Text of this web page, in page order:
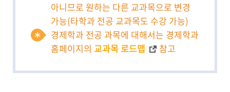
아니므로 원하는 다른 교과목으로 변경
가능(타학과 전공 교과목도 수강 가능)
경제학과 전공 과목에 대해서는 경제학과
홈페이지의 교과목 로드맵 참고